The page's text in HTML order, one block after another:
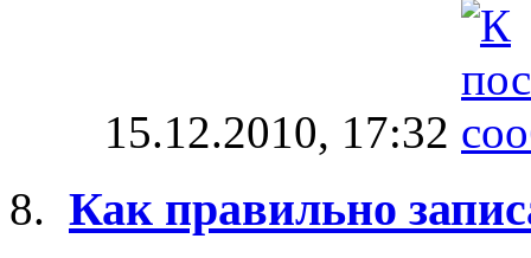
15.12.2010, 17:32
Как правильно